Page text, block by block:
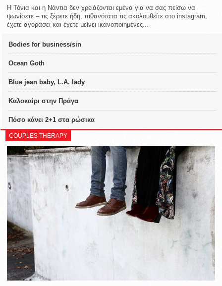
Η Τόνια και η Νάντια δεν χρειάζονται εμένα για να σας πείσω να
ψωνίσετε – τις ξέρετε ήδη, πιθανότατα τις ακολουθείτε στο instagram,
έχετε αγοράσει και έχετε μείνει ικανοποιημένες...
Bodies for business/sin
Ocean Goth
Blue jean baby, L.A. lady
Καλοκαίρι στην Πράγα
Πόσο κάνει 2+1 στα ρώσικα
COUPLES THERAPY